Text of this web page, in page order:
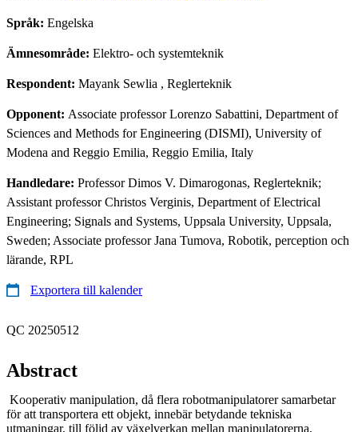
Språk: Engelska
Ämnesområde: Elektro- och systemteknik
Respondent: Mayank Sewlia , Reglerteknik
Opponent: Associate professor Lorenzo Sabattini, Department of
Sciences and Methods for Engineering (DISMI), University of
Modena and Reggio Emilia, Reggio Emilia, Italy
Handledare: Professor Dimos V. Dimarogonas, Reglerteknik;
Assistant professor Christos Verginis, Department of Electrical
Engineering; Signals and Systems, Uppsala University, Uppsala,
Sweden; Associate professor Jana Tumova, Robotik, perception och
lärande, RPL
Exportera till kalender
QC 20250512
Abstract
Kooperativ manipulation, då flera robotmanipulatorer samarbetar
för att transportera ett objekt, innebär betydande tekniska
utmaningar, till följd av växelverkan mellan manipulatorerna,